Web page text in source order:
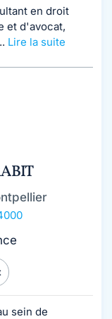
en droit
et d'avocat,
Lire la suite
sein de